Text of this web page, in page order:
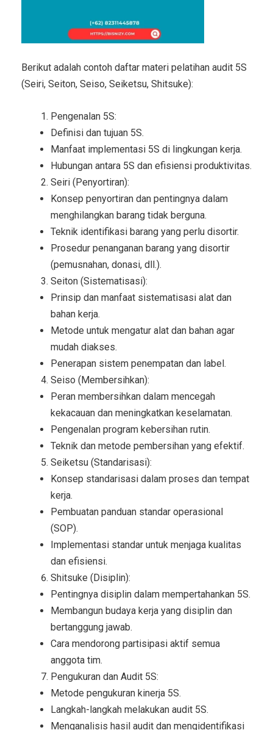
Berikut adalah contoh daftar materi pelatihan audit 5S
(Seiri, Seiton, Seiso, Seiketsu, Shitsuke):
Pengenalan 5S:
Definisi dan tujuan 5S.
Manfaat implementasi 5S di lingkungan kerja.
Hubungan antara 5S dan efisiensi produktivitas.
Seiri (Penyortiran):
Konsep penyortiran dan pentingnya dalam
menghilangkan barang tidak berguna.
Teknik identifikasi barang yang perlu disortir.
Prosedur penanganan barang yang disortir
(pemusnahan, donasi, dll.).
Seiton (Sistematisasi):
Prinsip dan manfaat sistematisasi alat dan
bahan kerja.
Metode untuk mengatur alat dan bahan agar
mudah diakses.
Penerapan sistem penempatan dan label.
Seiso (Membersihkan):
Peran membersihkan dalam mencegah
kekacauan dan meningkatkan keselamatan.
Pengenalan program kebersihan rutin.
Teknik dan metode pembersihan yang efektif.
Seiketsu (Standarisasi):
Konsep standarisasi dalam proses dan tempat
kerja.
Pembuatan panduan standar operasional
(SOP).
Implementasi standar untuk menjaga kualitas
dan efisiensi.
Shitsuke (Disiplin):
Pentingnya disiplin dalam mempertahankan 5S.
Membangun budaya kerja yang disiplin dan
bertanggung jawab.
Cara mendorong partisipasi aktif semua
anggota tim.
Pengukuran dan Audit 5S:
Metode pengukuran kinerja 5S.
Langkah-langkah melakukan audit 5S.
Menganalisis hasil audit dan mengidentifikasi